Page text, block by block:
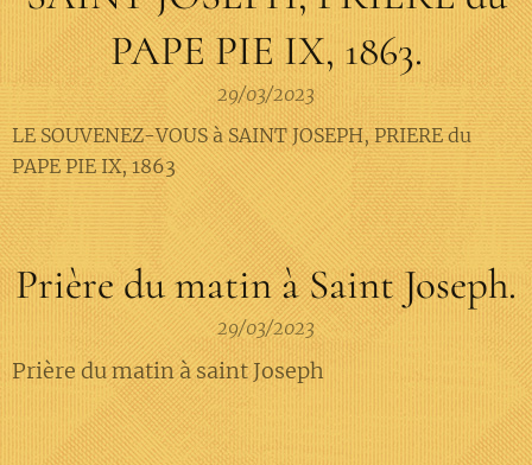
PAPE PIE IX, 1863.
29/03/2023
LE SOUVENEZ-VOUS à SAINT JOSEPH, PRIERE du
PAPE PIE IX, 1863
Prière du matin à Saint Joseph.
29/03/2023
Prière du matin à saint Joseph